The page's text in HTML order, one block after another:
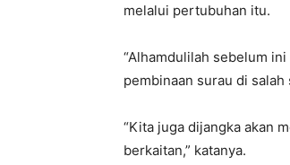
melalui pertubuhan itu.
“Alhamdulilah sebelum
pembinaan surau di
“Kita juga dijangka akan
berkaitan,” katanya.